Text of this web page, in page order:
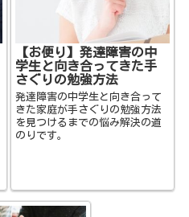
【お便り】発達障害の中
学生と向き合ってきた手
さぐりの勉強方法
発達障害の中学生と向き合って
きた家庭が手さぐりの勉強方法
を見つけるまでの悩み解決の道
のりです。